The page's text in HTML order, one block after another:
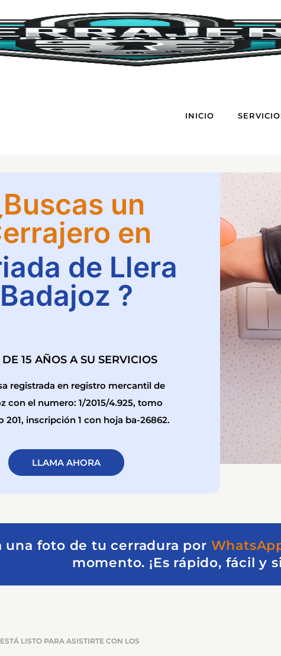
INICIO
un
en
de Llera
Badajoz ?
15 AÑOS A SU SERVICIOS
registrada en registro mercantil de
con el numero: 1/2015/4.925, tomo
201, inscripción 1 con hoja ba-26862.
LLAMA AHORA
una foto de tu cerradura por
momento. ¡Es rápido, fácil y
LISTO PARA ASISTIRTE CON LOS